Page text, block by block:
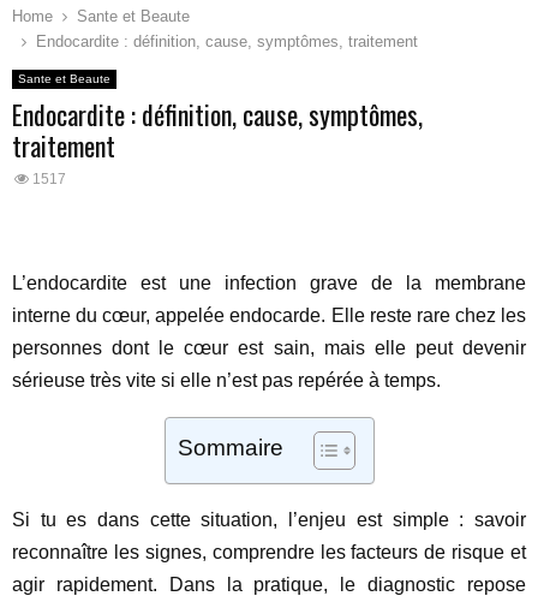
Home
Sante et Beaute
Endocardite : définition, cause, symptômes, traitement
Sante et Beaute
Endocardite : définition, cause, symptômes,
traitement
1517
L’endocardite est une infection grave de la membrane
interne du cœur, appelée endocarde. Elle reste rare chez les
personnes dont le cœur est sain, mais elle peut devenir
sérieuse très vite si elle n’est pas repérée à temps.
Sommaire
Si tu es dans cette situation, l’enjeu est simple : savoir
reconnaître les signes, comprendre les facteurs de risque et
agir rapidement. Dans la pratique, le diagnostic repose